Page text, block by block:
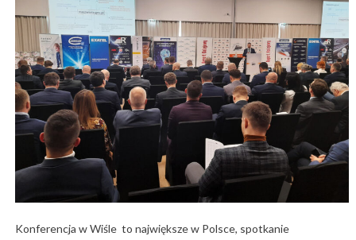
Konferencja w Wiśle to największe w Polsce, spotkanie